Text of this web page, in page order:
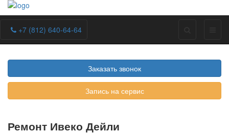
+7 (812) 640-64-64
Заказать звонок
Запись на сервис
Ремонт Ивеко Дейли